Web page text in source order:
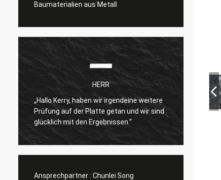
Baumaterialien aus Metall
HERR
„Hallo Kerry, haben wir irgendeine weitere
Prüfung auf der Platte getan und wir sind
glücklich mit den Ergebnissen.“
Ich
Ansprechpartner : Chunlei Song